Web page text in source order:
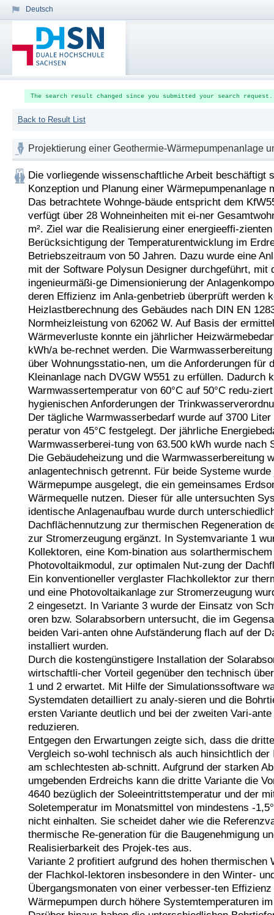
Deutsch
The search result changed since you submitted your search
Back to Result List
Projektierung einer Geothermie-Wärmepumpenanlage
Die vorliegende wissenschaftliche Arbeit beschäftigt
Konzeption und Planung einer Wärmepumpenanlage
Das betrachtete Wohnge-bäude entspricht dem
verfügt über 28 Wohneinheiten mit ei-ner
m². Ziel war die Realisierung einer energieeffi-
Berücksichtigung der Temperaturentwicklung im
Betriebszeitraum von 50 Jahren. Dazu wurde eine
mit der Software Polysun Designer durchgeführt, mit
ingenieurmäßi-ge Dimensionierung der
deren Effizienz im Anla-genbetrieb überprüft werden
Heizlastberechnung des Gebäudes nach DIN EN
Normheizleistung von 62062 W. Auf Basis der
Wärmeverluste konnte ein jährlicher
kWh/a be-rechnet werden. Die
über Wohnungsstatio-nen, um die Anforderungen für
Kleinanlage nach DVGW W551 zu erfüllen. Dadurch
Warmwassertemperatur von 60°C auf 50°C redu-
hygienischen Anforderungen der
Der tägliche Warmwasserbedarf wurde auf 3700
peratur von 45°C festgelegt. Der jährliche
Warmwasserberei-tung von 63.500 kWh wurde nach
Die Gebäudeheizung und die Warmwasserbereitung
anlagentechnisch getrennt. Für beide Systeme
Wärmepumpe ausgelegt, die ein gemeinsames
Wärmequelle nutzen. Dieser für alle untersuchten
identische Anlagenaufbau wurde durch
Dachflächennutzung zur thermischen Regeneration
zur Stromerzeugung ergänzt. In Systemvariante 1
Kollektoren, eine Kom-bination aus
Photovoltaikmodul, zur optimalen Nut-zung der
Ein konventioneller verglaster Flachkollektor zur
und eine Photovoltaikanlage zur Stromerzeugung
2 eingesetzt. In Variante 3 wurde der Einsatz von
oren bzw. Solarabsorbern untersucht, die im
beiden Vari-anten ohne Aufständerung flach auf der
installiert wurden.
Durch die kostengünstigere Installation der
wirtschaftli-cher Vorteil gegenüber den technisch
1 und 2 erwartet. Mit Hilfe der Simulationssoftware
Systemdaten detailliert zu analy-sieren und die
ersten Variante deutlich und bei der zweiten Vari-
reduzieren.
Entgegen den Erwartungen zeigte sich, dass die
Vergleich so-wohl technisch als auch hinsichtlich
am schlechtesten ab-schnitt. Aufgrund der starken
umgebenden Erdreichs kann die dritte Variante die
4640 bezüglich der Soleeintrittstemperatur und der
Soletemperatur im Monatsmittel von mindestens -
nicht einhalten. Sie scheidet daher wie die
thermische Re-generation für die Baugenehmigung
Realisierbarkeit des Projek-tes aus.
Variante 2 profitiert aufgrund des hohen thermischen
der Flachkol-lektoren insbesondere in den Winter-
Übergangsmonaten von einer verbesser-ten Effizienz
Wärmepumpen durch höhere Systemtemperaturen